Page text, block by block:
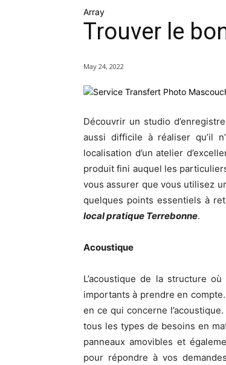
Array
Trouver le
May 24, 2022
Découvrir un studio
aussi difficile à réaliser qu’il
localisation d’un atelier
produit fini auquel les
vous assurer que vous utilisez
quelques points essentiels à
local pratique Terrebonne.
Acoustique
L’acoustique de la structure
importants à prendre en
en ce qui concerne
tous les types de besoins en
panneaux amovibles et
pour répondre à vos